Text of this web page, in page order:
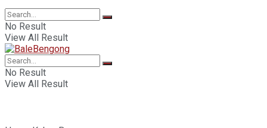
No Result
View All Result
No Result
View All Result